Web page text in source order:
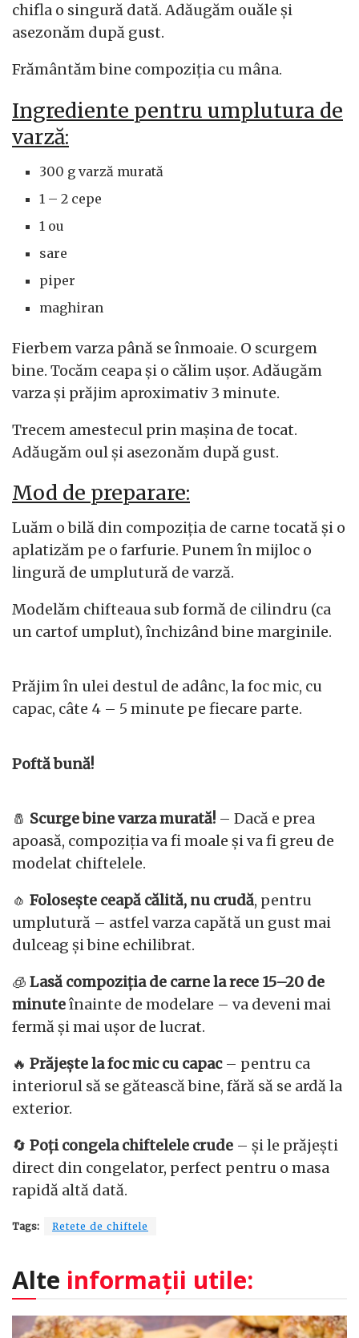
chifla o singură dată. Adăugăm ouăle și
asezonăm după gust.
Frământăm bine compoziția cu mâna.
Ingrediente pentru umplutura de
varză:
300 g varză murată
1 – 2 cepe
1 ou
sare
piper
maghiran
Fierbem varza până se înmoaie. O scurgem
bine. Tocăm ceapa și o călim ușor. Adăugăm
varza și prăjim aproximativ 3 minute.
Trecem amestecul prin mașina de tocat.
Adăugăm oul și asezonăm după gust.
Mod de preparare:
Luăm o bilă din compoziția de carne tocată și o
aplatizăm pe o farfurie. Punem în mijloc o
lingură de umplutură de varză.
Modelăm chifteaua sub formă de cilindru (ca
un cartof umplut), închizând bine marginile.
Prăjim în ulei destul de adânc, la foc mic, cu
capac, câte 4 – 5 minute pe fiecare parte.
Poftă bună!
🧂 Scurge bine varza murată! – Dacă e prea
apoasă, compoziția va fi moale și va fi greu de
modelat chiftelele.
🧄 Folosește ceapă călită, nu crudă, pentru
umplutură – astfel varza capătă un gust mai
dulceag și bine echilibrat.
🧊 Lasă compoziția de carne la rece 15–20 de
minuteînainte de modelare – va deveni mai
fermă și mai ușor de lucrat.
🔥 Prăjește la foc mic cu capac– pentru ca
interiorul să se gătească bine, fără să se ardă la
exterior.
🔄 Poți congela chiftelele crude – și le prăjești
direct din congelator, perfect pentru o masa
rapidă altă dată.
Tags: Retete de chiftele
Alte informații utile: